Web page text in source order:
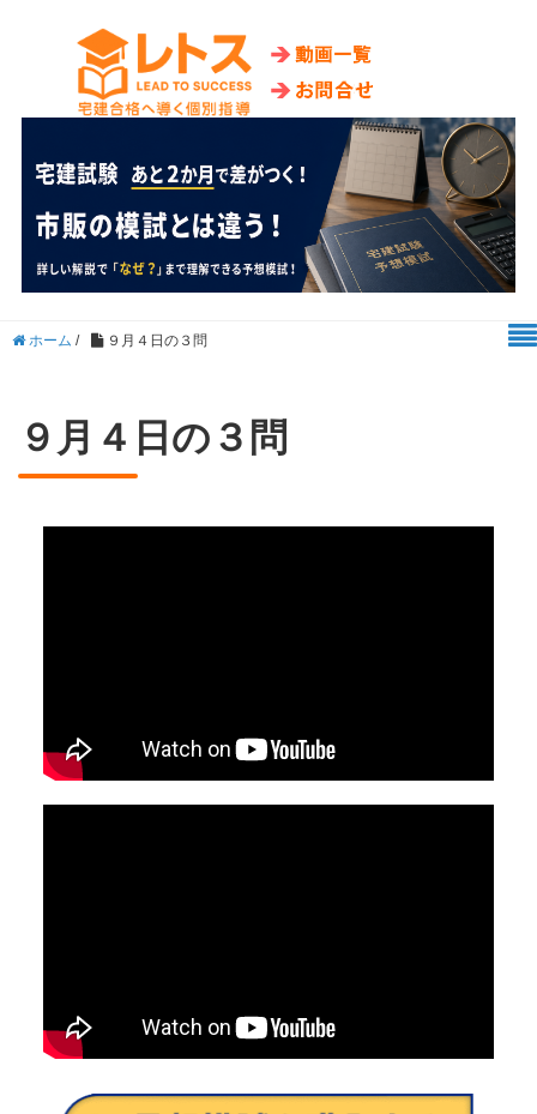
ホーム / ９月４日の３問
９月４日の３問